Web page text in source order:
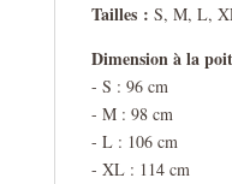
Tailles : S, M, L,
Dimension à la
- S : 96 cm
- M : 98 cm
- L : 106 cm
- XL : 114 cm